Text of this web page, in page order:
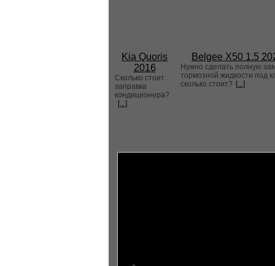
Kia Quoris
2016
Сколько стоит
заправка
кондиционера?
[...]
Belgee X50 1.5
Нужно сделать полную
тормозной жидкости под
сколько стоит? [...]